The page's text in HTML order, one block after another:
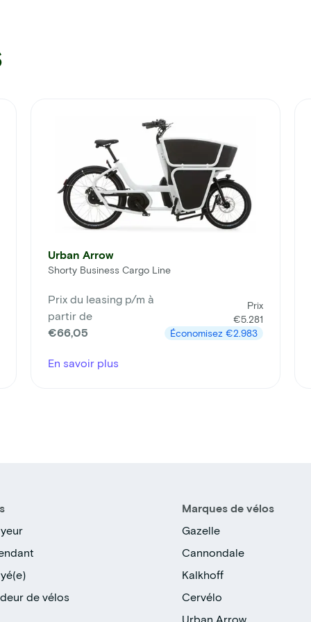
Urban Arrow
Shorty Business Cargo Line
Prix du leasing p/m à
partir de
€66,05
Prix
€5.281
Économisez €2.983
En savoir plus
de vélos
Marques de vélos
Gazelle
Cannondale
Kalkhoff
Cervélo
Urban Arrow